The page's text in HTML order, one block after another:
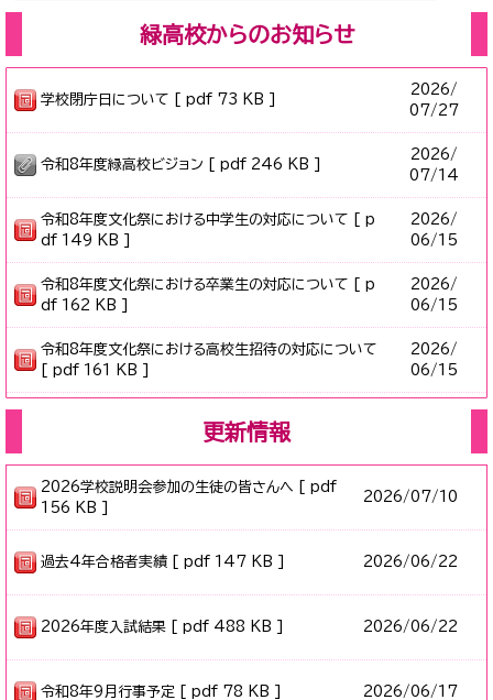
緑高校からのお知らせ
学校閉庁日について [ pdf 73 KB ]
2026/
07/27
令和8年度緑高校ビジョン [ pdf 246 KB ]
2026/
07/14
令和8年度文化祭における中学生の対応について [ p
df 149 KB ]
2026/
06/15
令和8年度文化祭における卒業生の対応について [ p
df 162 KB ]
2026/
06/15
令和8年度文化祭における高校生招待の対応について
[ pdf 161 KB ]
2026/
06/15
更新情報
2026学校説明会参加の生徒の皆さんへ [ pdf
156 KB ]
2026/07/10
過去4年合格者実績 [ pdf 147 KB ] 2026/06/22
2026年度入試結果 [ pdf 488 KB ] 2026/06/22
令和8年9月行事予定 [ pdf 78 KB ] 2026/06/17